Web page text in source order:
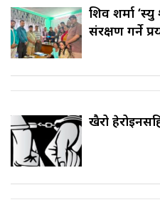
शिव शर्मा
संरक्षण गर्ने
खैरो